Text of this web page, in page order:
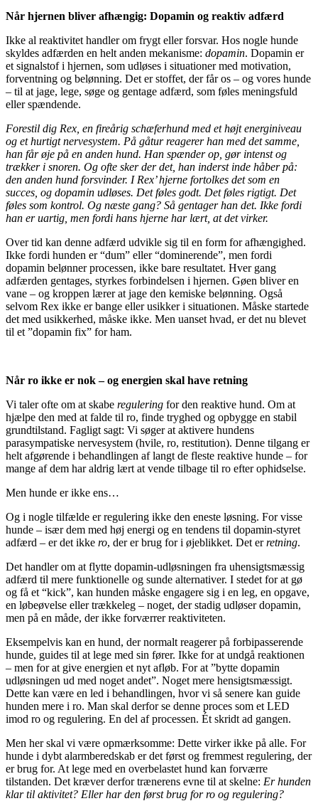
Når hjernen bliver afhængig: Dopamin og reaktiv adfærd
Ikke al reaktivitet handler om frygt eller forsvar. Hos nogle hunde
skyldes adfærden en helt anden mekanisme: dopamin. Dopamin er
et signalstof i hjernen, som udløses i situationer med motivation,
forventning og belønning. Det er stoffet, der får os – og vores hunde
– til at jage, lege, søge og gentage adfærd, som føles meningsfuld
eller spændende.
Forestil dig Rex, en fireårig schæferhund med et højt energiniveau
og et hurtigt nervesystem. På gåtur reagerer han med det samme,
han får øje på en anden hund. Han spænder op, gør intenst og
trækker i snoren. Og ofte sker der det, han inderst inde håber på:
den anden hund forsvinder. I Rex’ hjerne fortolkes det som en
succes, og dopamin udløses. Det føles godt. Det føles rigtigt. Det
føles som kontrol. Og næste gang? Så gentager han det. Ikke fordi
han er uartig, men fordi hans hjerne har lært, at det virker.
Over tid kan denne adfærd udvikle sig til en form for afhængighed.
Ikke fordi hunden er “dum” eller “dominerende”, men fordi
dopamin belønner processen, ikke bare resultatet. Hver gang
adfærden gentages, styrkes forbindelsen i hjernen. Gøen bliver en
vane – og kroppen lærer at jage den kemiske belønning. Også
selvom Rex ikke er bange eller usikker i situationen. Måske startede
det med usikkerhed, måske ikke. Men uanset hvad, er det nu blevet
til et ”dopamin fix” for ham.
Når ro ikke er nok – og energien skal have retning
Vi taler ofte om at skabe regulering for den reaktive hund. Om at
hjælpe den med at falde til ro, finde tryghed og opbygge en stabil
grundtilstand. Fagligt sagt: Vi søger at aktivere hundens
parasympatiske nervesystem (hvile, ro, restitution). Denne tilgang er
helt afgørende i behandlingen af langt de fleste reaktive hunde – for
mange af dem har aldrig lært at vende tilbage til ro efter ophidselse.
Men hunde er ikke ens…
Og i nogle tilfælde er regulering ikke den eneste løsning. For visse
hunde – især dem med høj energi og en tendens til dopamin-styret
adfærd – er det ikke ro, der er brug for i øjeblikket. Det erretning.
Det handler om at flytte dopamin-udløsningen fra uhensigtsmæssig
adfærd til mere funktionelle og sunde alternativer. I stedet for at gø
og få et “kick”, kan hunden måske engagere sig i en leg, en opgave,
en løbeøvelse eller trækkeleg – noget, der stadig udløser dopamin,
men på en måde, der ikke forværrer reaktiviteten.
Eksempelvis kan en hund, der normalt reagerer på forbipasserende
hunde, guides til at lege med sin fører. Ikke for at undgå reaktionen
– men for at give energien et nyt afløb. For at ”bytte dopamin
udløsningen ud med noget andet”. Noget mere hensigtsmæssigt.
Dette kan være en led i behandlingen, hvor vi så senere kan guide
hunden mere i ro. Man skal derfor se denne proces som et LED
imod ro og regulering. En del af processen. Ét skridt ad gangen.
Men her skal vi være opmærksomme: Dette virker ikke på alle. For
hunde i dybt alarmberedskab er det først og fremmest regulering, der
er brug for. At lege med en overbelastet hund kan forværre
tilstanden. Det kræver derfor trænerens evne til at skelne: Er hunden
klar til aktivitet? Eller har den først brug for ro og regulering?